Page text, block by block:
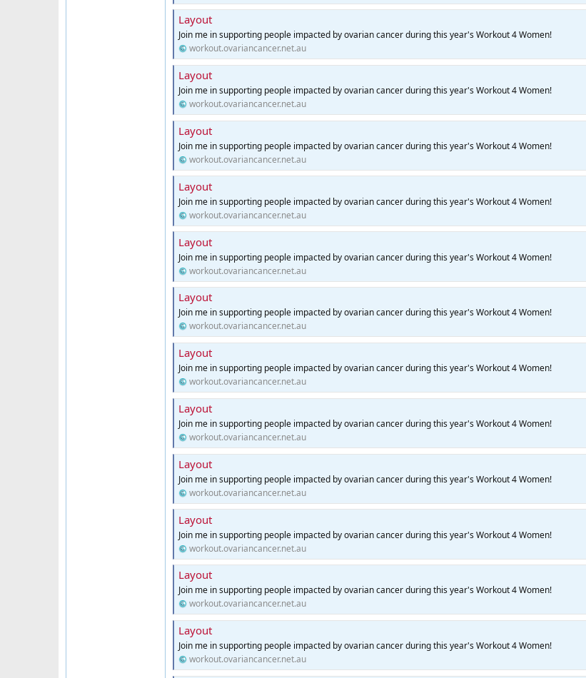
Layout
Join me in supporting people impacted by ovarian cancer during this year's Workout 4 Women!
workout.ovariancancer.net.au
Layout
Join me in supporting people impacted by ovarian cancer during this year's Workout 4 Women!
workout.ovariancancer.net.au
Layout
Join me in supporting people impacted by ovarian cancer during this year's Workout 4 Women!
workout.ovariancancer.net.au
Layout
Join me in supporting people impacted by ovarian cancer during this year's Workout 4 Women!
workout.ovariancancer.net.au
Layout
Join me in supporting people impacted by ovarian cancer during this year's Workout 4 Women!
workout.ovariancancer.net.au
Layout
Join me in supporting people impacted by ovarian cancer during this year's Workout 4 Women!
workout.ovariancancer.net.au
Layout
Join me in supporting people impacted by ovarian cancer during this year's Workout 4 Women!
workout.ovariancancer.net.au
Layout
Join me in supporting people impacted by ovarian cancer during this year's Workout 4 Women!
workout.ovariancancer.net.au
Layout
Join me in supporting people impacted by ovarian cancer during this year's Workout 4 Women!
workout.ovariancancer.net.au
Layout
Join me in supporting people impacted by ovarian cancer during this year's Workout 4 Women!
workout.ovariancancer.net.au
Layout
Join me in supporting people impacted by ovarian cancer during this year's Workout 4 Women!
workout.ovariancancer.net.au
Layout
Join me in supporting people impacted by ovarian cancer during this year's Workout 4 Women!
workout.ovariancancer.net.au